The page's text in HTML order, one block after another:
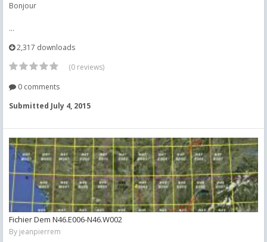
Bonjour
...
2,317 downloads
(0 reviews)
0 comments
Submitted July 4, 2015
Fichier Dem N46.E006-N46.W002
By jeanpierrem